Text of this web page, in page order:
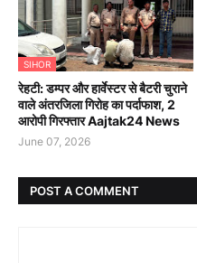
SIHOR
रेहटी: डम्पर और हार्वेस्टर से बैटरी चुराने
वाले अंतरजिला गिरोह का पर्दाफाश, 2
आरोपी गिरफ्तार Aajtak24 News
June 07, 2026
POST A COMMENT